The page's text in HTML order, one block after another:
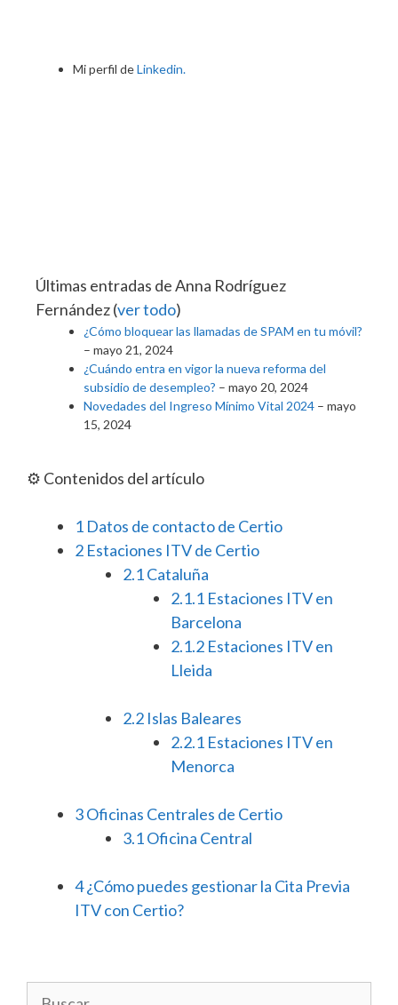
Mi perfil deLinkedin.
Últimas entradas de Anna Rodríguez
Fernández(ver todo)
¿Cómo bloquear las llamadas de SPAM en tu móvil?
– mayo 21, 2024
¿Cuándo entra en vigor la nueva reforma del
subsidio de desempleo? – mayo 20, 2024
Novedades del Ingreso Mínimo Vital 2024 – mayo
15, 2024
⚙️ Contenidos del artículo
1 Datos de contacto de Certio
2 Estaciones ITV de Certio
2.1Cataluña
2.1.1 Estaciones ITV en
Barcelona
2.1.2 Estaciones ITV en
Lleida
2.2 Islas Baleares
2.2.1 Estaciones ITV en
Menorca
3Oficinas Centrales de Certio
3.1Oficina Central
4¿Cómo puedes gestionar la Cita Previa
ITV con Certio?